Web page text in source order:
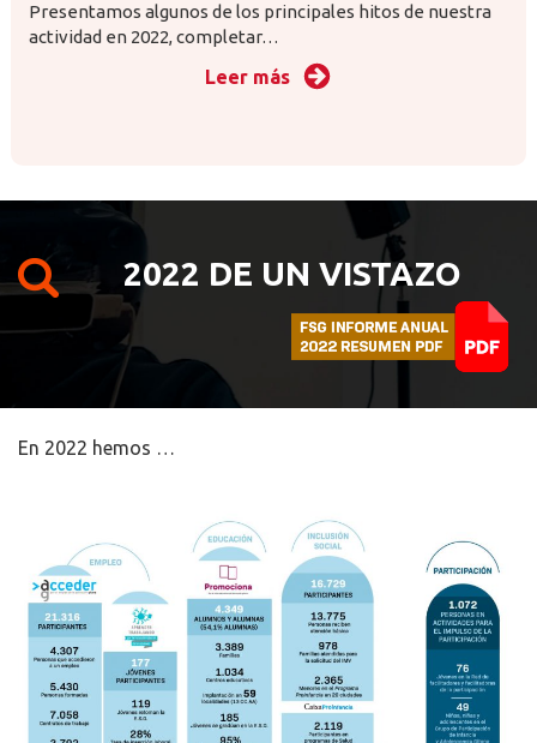
Presentamos algunos de los principales hitos de nuestra
actividad en 2022, completar…
Leer más
2022 DE UN VISTAZO
En 2022 hemos …